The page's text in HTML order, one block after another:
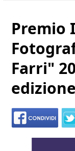
Premio
Farri"